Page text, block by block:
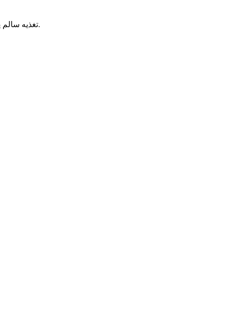
تغذیه سالم یکی از مهم‌ترین عوامل حفظ سلامت گربه است. غذای گربه باید متناسب با سن، وزن، میزان فعالیت و وضعیت جسمانی آن انتخاب شود.